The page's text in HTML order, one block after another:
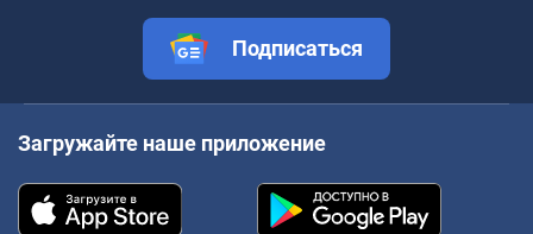
Подписаться
Загружайте наше приложение